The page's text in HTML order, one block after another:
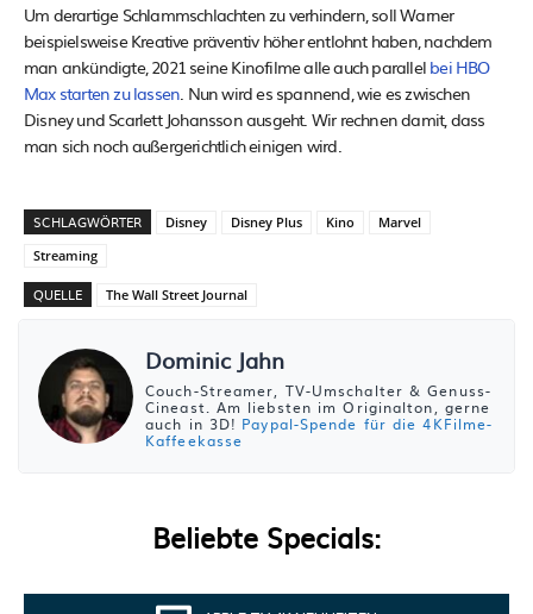
Um derartige Schlammschlachten zu verhindern, soll Warner
beispielsweise Kreative präventiv höher entlohnt haben, nachdem
man ankündigte, 2021 seine Kinofilme alle auch parallel bei HBO
Max starten zu lassen . Nun wird es spannend, wie es zwischen
Disney und Scarlett Johansson ausgeht. Wir rechnen damit, dass
man sich noch außergerichtlich einigen wird.
SCHLAGWÖRTER Disney Disney Plus Kino
Marvel
Streaming
QUELLE The Wall Street Journal
Dominic Jahn
Couch-Streamer, TV-Umschalter & Genuss-
Cineast. Am liebsten im Originalton, gerne
auch in 3D! Paypal-Spende für die 4KFilme-
Kaffeekasse
Beliebte Specials: